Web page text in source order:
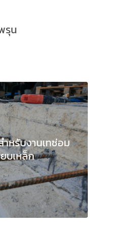
รุน
รับงานเทซ่อม
ยบเหล็ก